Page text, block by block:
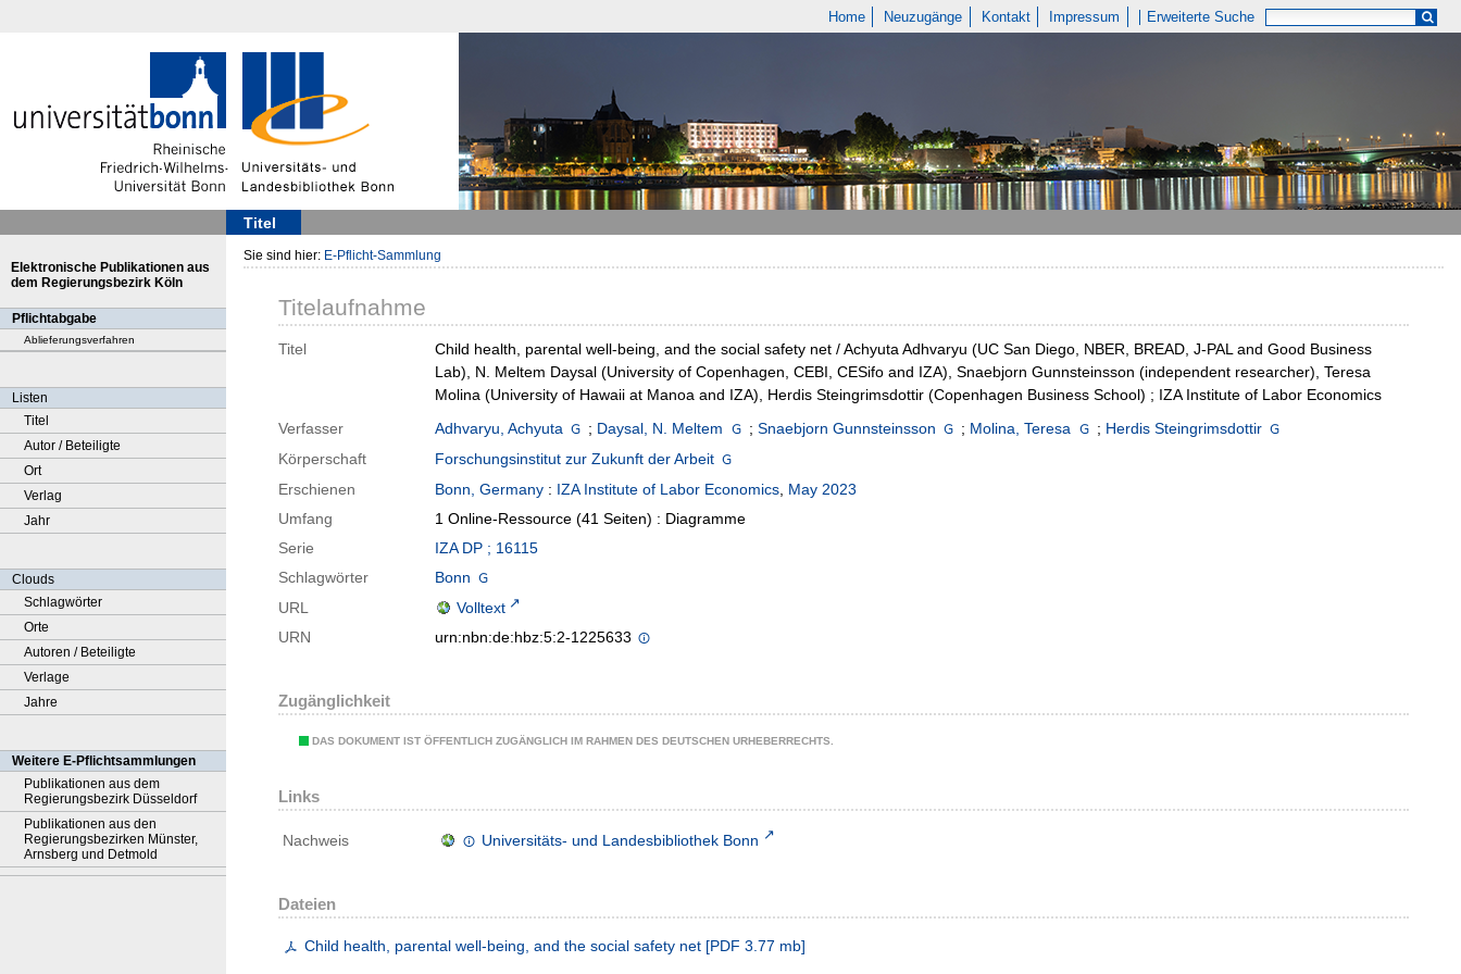
Home Neuzugänge Kontakt Impressum Erweiterte Suche
Titel
Elektronische Publikationen aus
dem Regierungsbezirk Köln
Pflichtabgabe
Ablieferungsverfahren
Listen
Titel
Autor / Beteiligte
Ort
Verlag
Jahr
Clouds
Schlagwörter
Orte
Autoren / Beteiligte
Verlage
Jahre
Weitere E-Pflichtsammlungen
Publikationen aus dem
Regierungsbezirk Düsseldorf
Publikationen aus den
Regierungsbezirken Münster,
Arnsberg und Detmold
Sie sind hier: E-Pflicht-Sammlung
Titelaufnahme
Titel
Child health, parental well-being, and the social safety net / Achyuta Adhvaryu (UC San Diego, NBER, BREAD, J-PAL and Good Business
Lab), N. Meltem Daysal (University of Copenhagen, CEBI, CESifo and IZA), Snaebjorn Gunnsteinsson (independent researcher), Teresa
Molina (University of Hawaii at Manoa and IZA), Herdis Steingrimsdottir (Copenhagen Business School) ; IZA Institute of Labor Economics
Verfasser
Adhvaryu, Achyuta ; Daysal, N. Meltem ; Snaebjorn Gunnsteinsson ; Molina, Teresa ; Herdis Steingrimsdottir
Körperschaft
Forschungsinstitut zur Zukunft der Arbeit
Erschienen
Bonn, Germany : IZA Institute of Labor Economics, May 2023
Umfang
1 Online-Ressource (41 Seiten) : Diagramme
Serie
IZA DP ; 16115
Schlagwörter
Bonn
URL
Volltext
URN
urn:nbn:de:hbz:5:2-1225633
Zugänglichkeit
DAS DOKUMENT IST ÖFFENTLICH ZUGÄNGLICH IM RAHMEN DES DEUTSCHEN URHEBERRECHTS.
Links
Nachweis Universitäts- und Landesbibliothek Bonn
Dateien
Child health, parental well-being, and the social safety net [PDF 3.77 mb]